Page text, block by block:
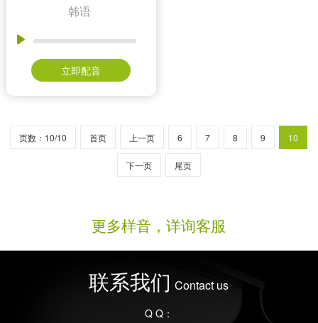
韩语
立即配音
页数：10/10 首页 上一页 6 7 8 9 10
下一页 尾页
更多样音，详询客服
联系我们 Contact us
Q Q：